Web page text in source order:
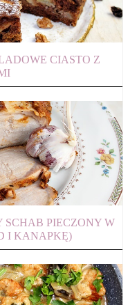
CIASTO Z
SCHAB PIECZONY W
I KANAPKĘ)